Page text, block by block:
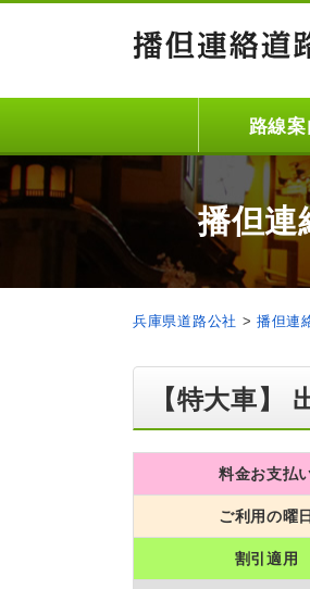
路線案
播但連
兵庫県道路公社 >播但連
【特大車】
料金お支払
ご利用の曜日
割引適用